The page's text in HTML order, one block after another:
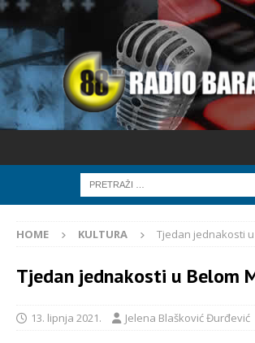
HOME KULTURA Tjedan jednakosti
Tjedan jednakosti u Belom
13. lipnja 2021. Jelena Blašković Đurđević